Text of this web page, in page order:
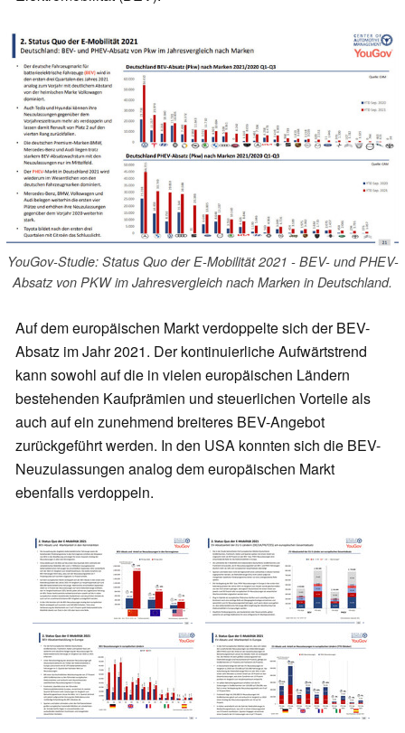
YouGov-Studie: Status Quo der E-Mobilität 2021 - BEV- und PHEV-
Absatz von PKW im Jahresvergleich nach Marken in Deutschland.
Auf dem europäischen Markt verdoppelte sich der BEV-
Absatz im Jahr 2021. Der kontinuierliche Aufwärtstrend
kann sowohl auf die in vielen europäischen Ländern
bestehenden Kaufprämien und steuerlichen Vorteile als
auch auf ein zunehmend breiteres BEV-Angebot
zurückgeführt werden. In den USA konnten sich die BEV-
Neuzulassungen analog dem europäischen Markt
ebenfalls verdoppeln.